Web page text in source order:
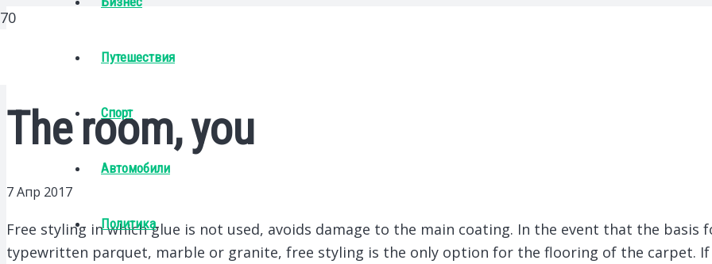
Путешествия
Спорт
Автомобили
Политика
The room, you
7 Апр 2017
Free styling in which glue is not used, avoids damage to the main coating. In the event that the basis
typewritten parquet, marble or granite, free styling is the only option for the flooring of the carpet.